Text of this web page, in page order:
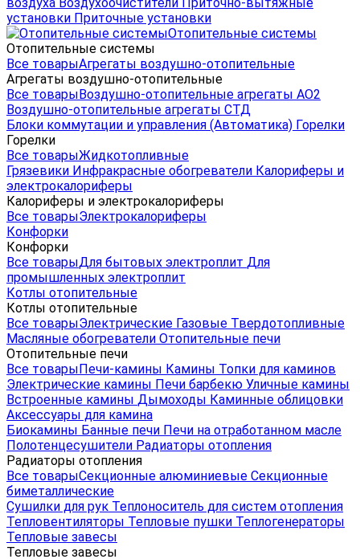
установки Приточные установки
Отопительные системы
Отопительные системы
Все товарыАгрегаты воздушно-отопительные
Агрегаты воздушно-отопительные
Все товарыВоздушно-отопительные агрегаты АО2
Воздушно-отопительные агрегаты СТД
Блоки коммутации и управления (Автоматика) Горелки
Горелки
Все товарыЖидкотопливные
Грязевики Инфракрасные обогреватели Калориферы и
электрокалориферы
Калориферы и электрокалориферы
Все товарыЭлектрокалориферы
Конфорки
Конфорки
Все товарыДля бытовых электроплит Для
промышленных электроплит
Котлы отопительные
Котлы отопительные
Все товарыЭлектрические Газовые Твердотопливные
Масляные обогреватели Отопительные печи
Отопительные печи
Все товарыПечи-камины Камины Топки для каминов
Электрические камины Печи барбекю Уличные камины
Встроенные камины Дымоходы Каминные облицовки
Аксессуары для камина
Биокамины Банные печи Печи на отработанном масле
Полотенцесушители Радиаторы отопления
Радиаторы отопления
Все товарыСекционные алюминиевые Секционные
биметаллические
Сушилки для рук Теплоноситель для систем отопления
Тепловентиляторы Тепловые пушки Теплогенераторы
Тепловые завесы
Тепловые завесы